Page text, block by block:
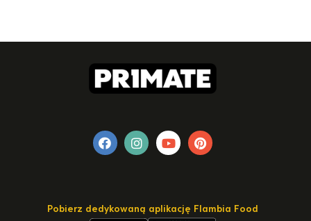
Pobierz dedykowaną aplikację Flambia Food